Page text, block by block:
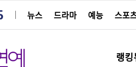
뉴스
드라마 예능 스포
랭